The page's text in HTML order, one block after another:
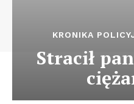
KRONIKA
Stracił